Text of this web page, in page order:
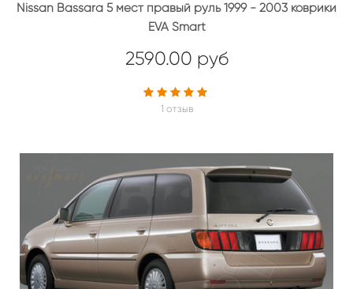
Nissan Bassara 5 мест правый руль 1999 - 2003 коврики
EVA Smart
2590.00 руб
1 отзыв